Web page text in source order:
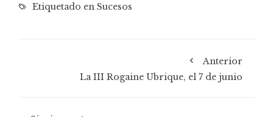
Etiquetado en Sucesos
Anterior
La III Rogaine Ubrique, el 7 de junio